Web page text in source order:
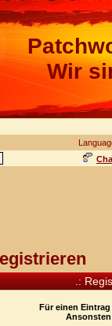
Wir
.:
Für einen